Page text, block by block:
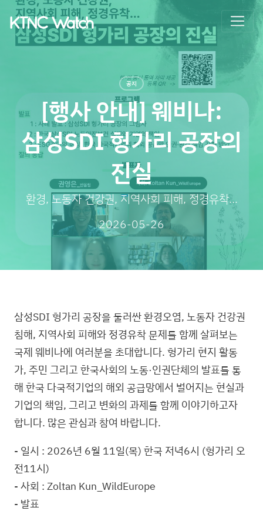
공지
[행사 안내] 웨비나:
삼성SDI 헝가리 공장의
진실
환경, 노동자 건강권, 지역사회 피해, 정경유착...
2026-05-26
삼성SDI 헝가리 공장을 둘러싼 환경오염, 노동자 건강권
침해, 지역사회 피해와 정경유착 문제를 함께 살펴보는
국제 웨비나에 여러분을 초대합니다. 헝가리 현지 활동
가, 주민 그리고 한국사회의 노동·인권단체의 발표를 통
해 한국 다국적기업의 해외 공급망에서 벌어지는 현실과
기업의 책임, 그리고 변화의 과제를 함께 이야기하고자
합니다. 많은 관심과 참여 바랍니다.
- 일시 : 2026년 6월 11일(목) 한국 저녁6시 (헝가리 오
전11시)
- 사회 : Zoltan Kun_WildEurope
- 발표